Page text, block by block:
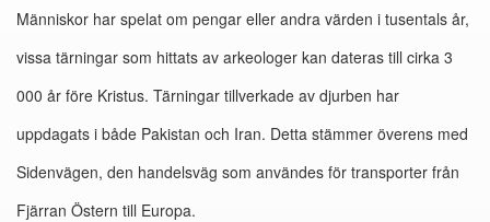
Människor har spelat om pengar eller andra värden i tusentals år,
vissa tärningar som hittats av arkeologer kan dateras till cirka 3
000 år före Kristus. Tärningar tillverkade av djurben har
uppdagats i både Pakistan och Iran. Detta stämmer överens med
Sidenvägen, den handelsväg som användes för transporter från
Fjärran Östern till Europa.